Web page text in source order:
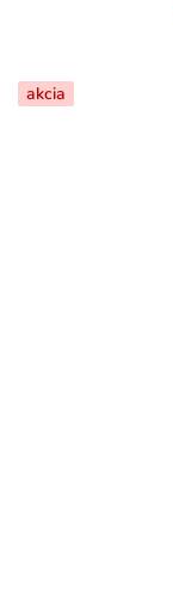
akcia